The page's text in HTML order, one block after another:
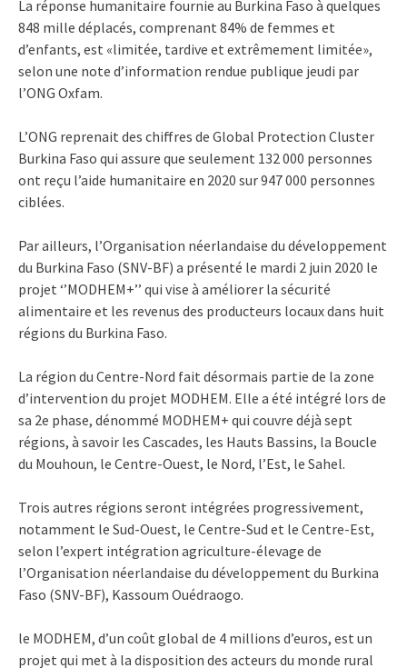
La réponse humanitaire fournie au Burkina Faso à quelques
848 mille déplacés, comprenant 84% de femmes et
d’enfants, est «limitée, tardive et extrêmement limitée»,
selon une note d’information rendue publique jeudi par
l’ONG Oxfam.
L’ONG reprenait des chiffres de Global Protection Cluster
Burkina Faso qui assure que seulement 132 000 personnes
ont reçu l’aide humanitaire en 2020 sur 947 000 personnes
ciblées.
Par ailleurs, l’Organisation néerlandaise du développement
du Burkina Faso (SNV-BF) a présenté le mardi 2 juin 2020 le
projet ‘’MODHEM+’’ qui vise à améliorer la sécurité
alimentaire et les revenus des producteurs locaux dans huit
régions du Burkina Faso.
La région du Centre-Nord fait désormais partie de la zone
d’intervention du projet MODHEM. Elle a été intégré lors de
sa 2e phase, dénommé MODHEM+ qui couvre déjà sept
régions, à savoir les Cascades, les Hauts Bassins, la Boucle
du Mouhoun, le Centre-Ouest, le Nord, l’Est, le Sahel.
Trois autres régions seront intégrées progressivement,
notamment le Sud-Ouest, le Centre-Sud et le Centre-Est,
selon l’expert intégration agriculture-élevage de
l’Organisation néerlandaise du développement du Burkina
Faso (SNV-BF), Kassoum Ouédraogo.
le MODHEM, d’un coût global de 4 millions d’euros, est un
projet qui met à la disposition des acteurs du monde rural